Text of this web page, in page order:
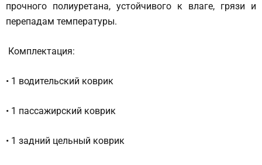
прочного полиуретана, устойчивого к влаге, грязи и
перепадам температуры.
Комплектация:
• 1 водительский коврик
• 1 пассажирский коврик
• 1 задний цельный коврик